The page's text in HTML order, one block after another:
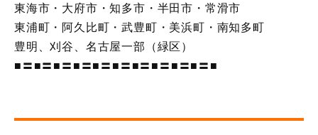
東海市・大府市・知多市・半田市・常滑市
東浦町・阿久比町・武豊町・美浜町・南知多町
豊明、刈谷、名古屋一部（緑区）
■〓■〓■〓■〓■〓■〓■〓■〓■〓■〓■